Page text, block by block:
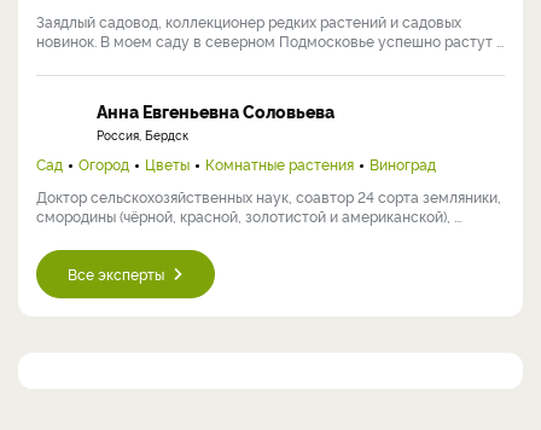
Заядлый садовод, коллекционер редких растений и садовых
новинок. В моем саду в северном Подмосковье успешно растут ...
Анна Евгеньевна Соловьева
Россия, Бердск
Сад Огород Цветы Комнатные растения
Виноград
Доктор сельскохозяйственных наук, соавтор 24 сорта земляники,
смородины (чёрной, красной, золотистой и американской), ...
Все эксперты